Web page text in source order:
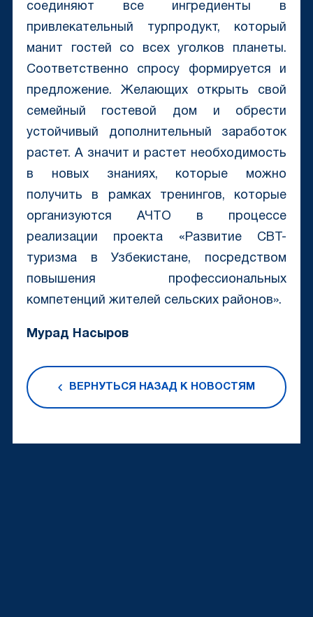
соединяют все ингредиенты в
привлекательный турпродукт, который
манит гостей со всех уголков планеты.
Соответственно спросу формируется и
предложение. Желающих открыть свой
семейный гостевой дом и обрести
устойчивый дополнительный заработок
растет. А значит и растет необходимость
в новых знаниях, которые можно
получить в рамках тренингов, которые
организуются АЧТО в процессе
реализации проекта «Развитие CBT-
туризма в Узбекистане, посредством
повышения профессиональных
компетенций жителей сельских районов».
Мурад Насыров
ВЕРНУТЬСЯ НАЗАД К НОВОСТЯМ